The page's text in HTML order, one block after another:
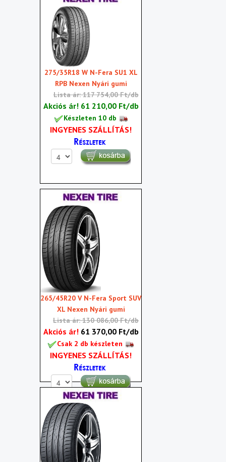
275/35R18 W N-Fera SU1 XL
RPB Nexen Nyári gumi
Lista ár: 117 754,00 Ft/db
Akciós ár! 61 210,00 Ft/db
Készleten 10 db
INGYENES SZÁLLÍTÁS!
265/45R20 V N-Fera Sport SUV
XL Nexen Nyári gumi
Lista ár: 130 086,00 Ft/db
Akciós ár! 61 370,00 Ft/db
Csak 2 db készleten
INGYENES SZÁLLÍTÁS!